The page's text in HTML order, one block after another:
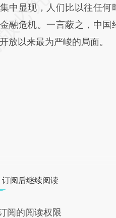
中显现，人们比以往任何
融危机。一言蔽之，中国
放以来最为严峻的局面。
订阅后继续阅读
阅的阅读权限